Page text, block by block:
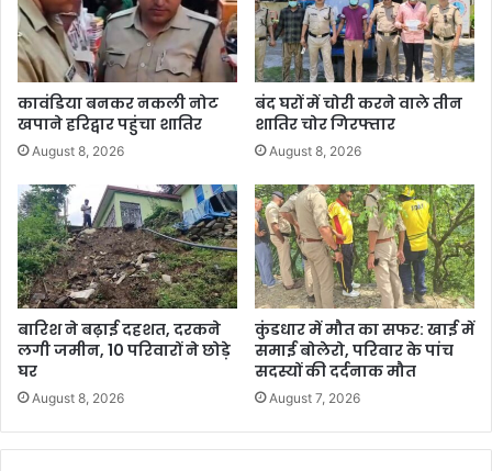
कावंडिया बनकर नकली नोट
खपाने हरिद्वार पहुंचा शातिर
August 8, 2026
बंद घरों में चोरी करने वाले तीन
शातिर चोर गिरफ्तार
August 8, 2026
बारिश ने बढ़ाई दहशत, दरकने
लगी जमीन, 10 परिवारों ने छोड़े
घर
August 8, 2026
कुंडधार में मौत का सफर: खाई में
समाई बोलेरो, परिवार के पांच
सदस्यों की दर्दनाक मौत
August 7, 2026